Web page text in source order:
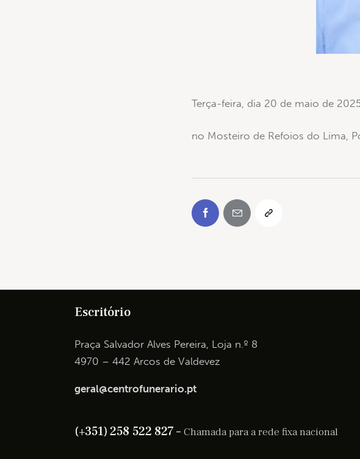
Terça-feira, dia 20 de maio de
no Mosteiro de Refoios do Lima,
Escritório
Praça Salvador Alves Pereira, Loja n.º 8
4970 – 442 Arcos de Valdevez
geral@centrofunerario.pt
(+351) 258 522 827 – Chamada para a rede fixa nacional